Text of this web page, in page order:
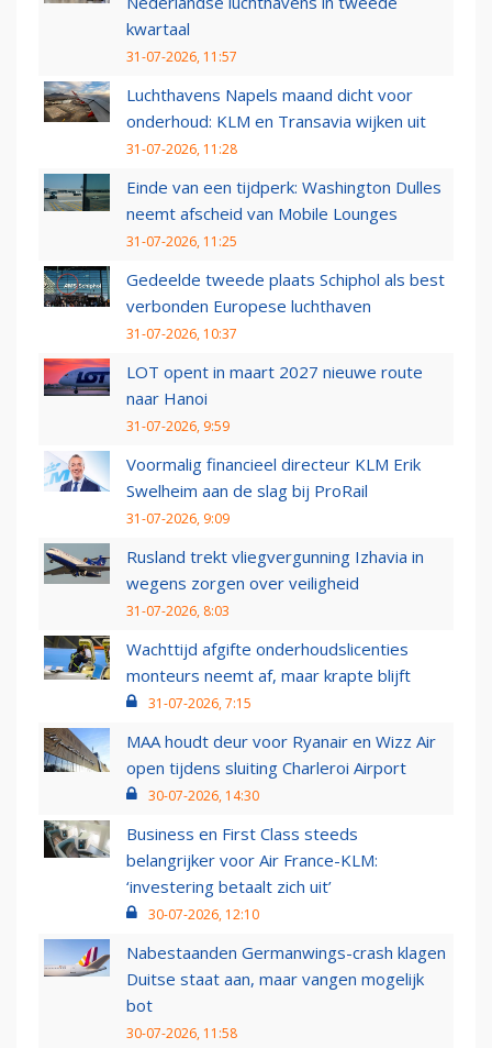
kwartaal
31-07-2026, 11:57
Luchthavens Napels maand dicht voor
onderhoud: KLM en Transavia wijken uit
31-07-2026, 11:28
Einde van een tijdperk: Washington Dulles
neemt afscheid van Mobile Lounges
31-07-2026, 11:25
Gedeelde tweede plaats Schiphol als best
verbonden Europese luchthaven
31-07-2026, 10:37
LOT opent in maart 2027 nieuwe route
naar Hanoi
31-07-2026, 9:59
Voormalig financieel directeur KLM Erik
Swelheim aan de slag bij ProRail
31-07-2026, 9:09
Rusland trekt vliegvergunning Izhavia in
wegens zorgen over veiligheid
31-07-2026, 8:03
Wachttijd afgifte onderhoudslicenties
monteurs neemt af, maar krapte blijft
31-07-2026, 7:15
MAA houdt deur voor Ryanair en Wizz Air
open tijdens sluiting Charleroi Airport
30-07-2026, 14:30
Business en First Class steeds
belangrijker voor Air France-KLM:
‘investering betaalt zich uit’
30-07-2026, 12:10
Nabestaanden Germanwings-crash klagen
Duitse staat aan, maar vangen mogelijk
bot
30-07-2026, 11:58